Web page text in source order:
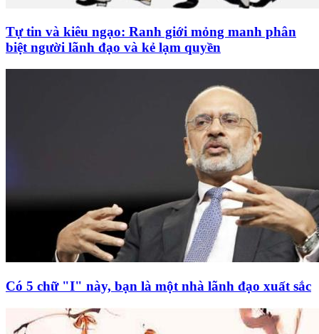
Tự tin và kiêu ngạo: Ranh giới mỏng manh phân
biệt người lãnh đạo và kẻ lạm quyền
Có 5 chữ "I" này, bạn là một nhà lãnh đạo xuất sắc